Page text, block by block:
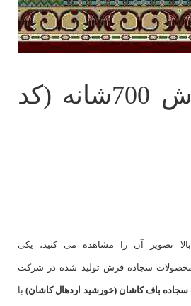
سجاده فرش 700شانه (کد
تصویر آن را مشاهده می کنید، یکی
سجاده فرش تولید شده در شرکت
باف کاشان (خورشید اردهال کاشان)با